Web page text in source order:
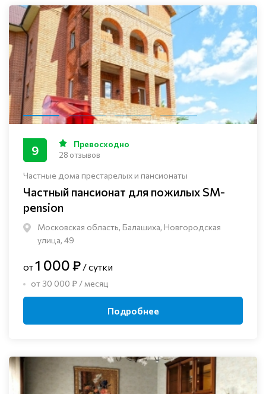
Частные дома престарелых и пансионаты
Частный пансионат для пожилых SM-
pension
Московская область, Балашиха, Новгородская
улица, 49
9 Превосходно
28 отзывов
от1 000 ₽ / сутки
от 30 000 ₽ / месяц
Подробнее